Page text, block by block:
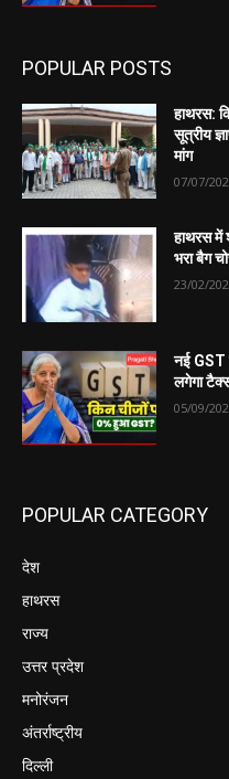
POPULAR POSTS
हाथरस:
सूत्रीय
मांग
07/07/
हाथरस में
भरा बैग
23/02/
नई GST
लगेगा
05/09/
POPULAR CATEGORY
देश
हाथरस
राज्य
उत्तर प्रदेश
मनोरंजन
अंतर्राष्ट्रीय
दिल्ली